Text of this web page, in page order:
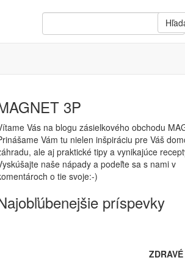
3P
Vás na blogu zásielkového obchodu
Vám tu nielen inšpiráciu pre Váš
ale aj praktické tipy a vynikajúce
naše nápady a podeľte sa s nami v
o tie svoje:-)
príspevky